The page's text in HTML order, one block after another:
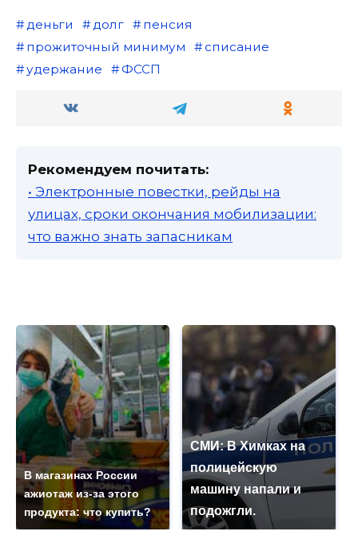
деньги долг
пенсия
прожиточный минимум
списание
удержание
ФССП
Рекомендуем почитать:
• Электронные повестки, рейды на
улицах, сроки окончания мобилизации:
что важно знать запасникам
В магазинах России
ажиотаж из-за этого
продукта: что купить?
СМИ: В Химках на
полицейскую
машину напали и
подожгли.